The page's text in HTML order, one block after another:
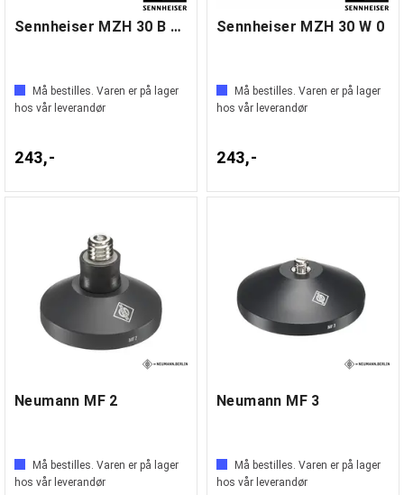
Sennheiser MZH 30 B Ceiling hanger
Må bestilles. Varen er på lager
hos vår leverandør
243,-
Sennheiser MZH 30 W 0
Må bestilles. Varen er på lager
hos vår leverandør
243,-
Neumann MF 2
Må bestilles. Varen er på lager
hos vår leverandør
Neumann MF 3
Må bestilles. Varen er på lager
hos vår leverandør